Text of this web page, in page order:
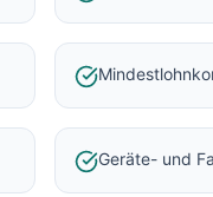
Geräte- und